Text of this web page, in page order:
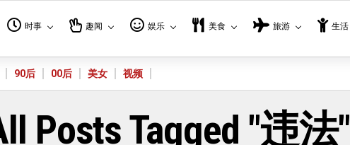
时事 趣闻 娱乐 美食 旅游 生活
90后 00后 美女 视频
Posts Tagged "违法"